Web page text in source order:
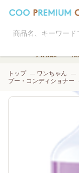
トップ ワンちゃん
プー・コンディショナー